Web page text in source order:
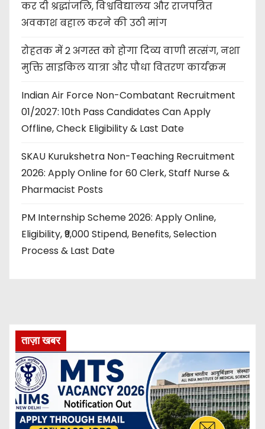
कर दी श्रद्धांजलि, विश्वविद्यालय और राजपत्रित
अवकाश बहाल करने की उठी मांग
रोहतक में 2 अगस्त को होगा दिव्य वाणी सत्संग, नशा
मुक्ति साइकिल यात्रा और पौधा वितरण कार्यक्रम
Indian Air Force Non-Combatant Recruitment
01/2027: 10th Pass Candidates Can Apply
Offline, Check Eligibility & Last Date
SKAU Kurukshetra Non-Teaching Recruitment
2026: Apply Online for 60 Clerk, Staff Nurse &
Pharmacist Posts
PM Internship Scheme 2026: Apply Online,
Eligibility, ₹9,000 Stipend, Benefits, Selection
Process & Last Date
ताज़ा खबर